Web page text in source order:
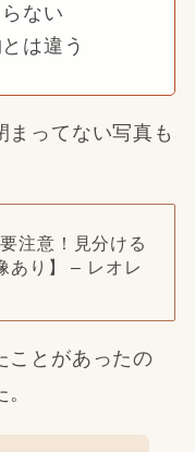
ない
は違う
まってない写真も
注意！見分ける
あり】 – レオレ
ことがあったの